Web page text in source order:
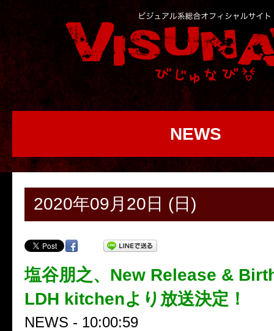
NEWS
2020年09月20日 (日)
塩谷朋之、New Release &
LDH kitchenより放送決定！
NEWS - 10:00:59